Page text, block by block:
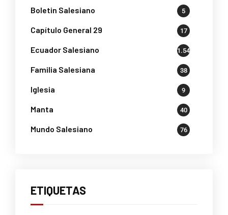
Boletin Salesiano 5
Capítulo General 29 17
Ecuador Salesiano 1.541
Familia Salesiana 38
Iglesia 9
Manta 40
Mundo Salesiano 76
ETIQUETAS